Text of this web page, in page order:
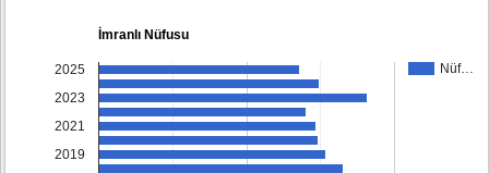
İmranlı Nüfusu
Nüf…
2025
2023
2021
2019